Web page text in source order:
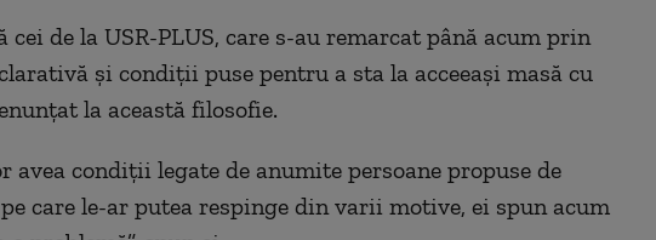
cei de la USR-PLUS, care s-au remarcat până acum prin
și condiții puse pentru a sta la acceeași masă cu
la această filosofie.
avea condiții legate de anumite persoane propuse de
care le-ar putea respinge din varii motive, ei spun acum